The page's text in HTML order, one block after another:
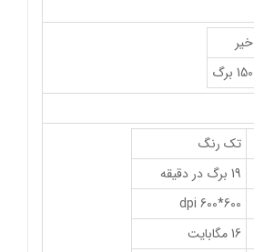
خیر
150 برگ
تک رنگ
19 برگ در دقیقه
600*600 dpi
16 مگابایت